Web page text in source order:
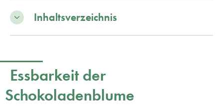
Inhaltsverzeichnis
Essbarkeit der
Schokoladenblume